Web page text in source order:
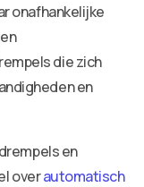
onafhankelijke
die zich
en
en
overautomatisch